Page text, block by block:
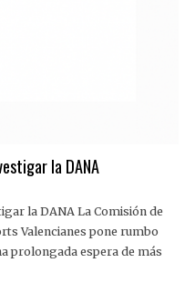
la DANA
la DANA La Comisión de
Valencianes pone rumbo
prolongada espera de más